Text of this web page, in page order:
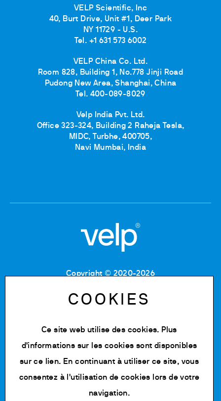
VELP Scientific, Inc
40, Burt Drive, Unit #1, Deer Park
NY 11729 - U.S.
Tel. +1 631 573 6002
VELP China Co. Ltd.
Room 828, Building 1, No.778 Jinji Road
Pudong New Area, Shanghai, China
Tel. 400-089-8029
Velp India Pvt. Ltd.
Office 323-324, Building 2 Raheja Tesla,
MIDC, Turbhe, 400705,
Navi Mumbai, India
Copyright © 2020-2026
Numéro de TVA : IT 00842180960
MB Registre du commerce et des sociétés :
Numéro REA : MB-1129804
Politique de confidentialité
Cookie Policy
COOKIES
Ce site web utilise des cookies. Plus
d'informations sur les cookies sont disponibles
surce lien. En continuant à utiliser ce site, vous
consentez à l'utilisation de cookies lors de votre
navigation.